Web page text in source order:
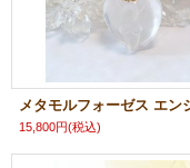
15,800円(税込)